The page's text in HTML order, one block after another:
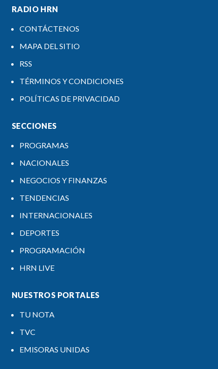
RADIO HRN
CONTÁCTENOS
MAPA DEL SITIO
RSS
TÉRMINOS Y CONDICIONES
POLÍTICAS DE PRIVACIDAD
SECCIONES
PROGRAMAS
NACIONALES
NEGOCIOS Y FINANZAS
TENDENCIAS
INTERNACIONALES
DEPORTES
PROGRAMACIÓN
HRN LIVE
NUESTROS PORTALES
TU NOTA
TVC
EMISORAS UNIDAS